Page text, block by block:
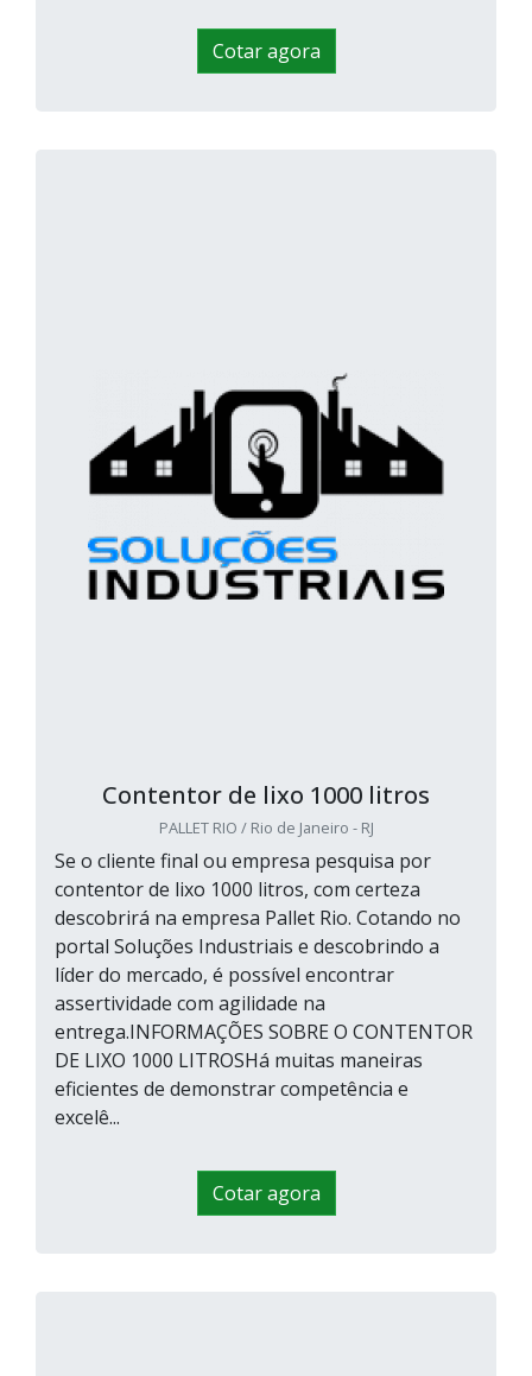
Cotar agora
Contentor de lixo 1000 litros
PALLET RIO / Rio de Janeiro - RJ
Se o cliente final ou empresa pesquisa por
contentor de lixo 1000 litros, com certeza
descobrirá na empresa Pallet Rio. Cotando no
portal Soluções Industriais e descobrindo a
líder do mercado, é possível encontrar
assertividade com agilidade na
entrega.INFORMAÇÕES SOBRE O CONTENTOR
DE LIXO 1000 LITROSHá muitas maneiras
eficientes de demonstrar competência e
excelê...
Cotar agora